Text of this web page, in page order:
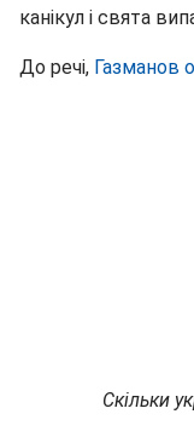
канікул і свята
До речі, Газманов
Скільки